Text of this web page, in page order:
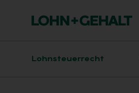
Hauptnavigation
Lohnsteuerrecht